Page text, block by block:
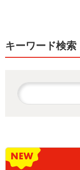
キーワード検索